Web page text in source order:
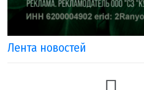
Лента новостей